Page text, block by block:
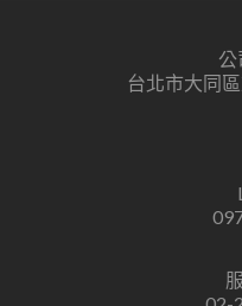
公
台北市大同